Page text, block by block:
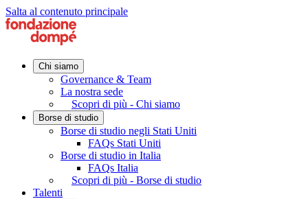
Salta al contenuto principale
Chi siamo
Governance & Team
La nostra sede
Scopri di più - Chi siamo
Borse di studio
Borse di studio negli Stati Uniti
FAQs Stati Uniti
Borse di studio in Italia
FAQs Italia
Scopri di più - Borse di studio
Talenti